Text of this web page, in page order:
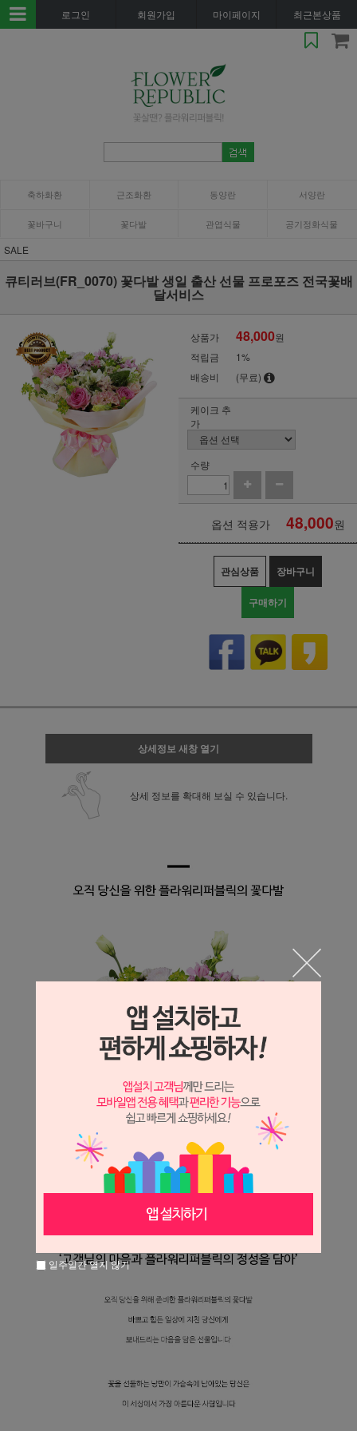
로그인 회원가입 마이페이지 최근본상품
축하화환 근조화환 동양란 서양란
꽃바구니 꽃다발 관엽식물 공기정화식물
SALE
큐티러브(FR_0070) 꽃다발 생일 출산 선물 프로포즈 전국꽃배
달서비스
상품가 48,000원
적립금
1%
배송비
(무료)
케이크 추
가
수량
옵션 적용가 48,000원
관심상품 장바구니
구매하기
상세정보 새창 열기
상세 정보를 확대해 보실 수 있습니다.
일주일간 열지 않기